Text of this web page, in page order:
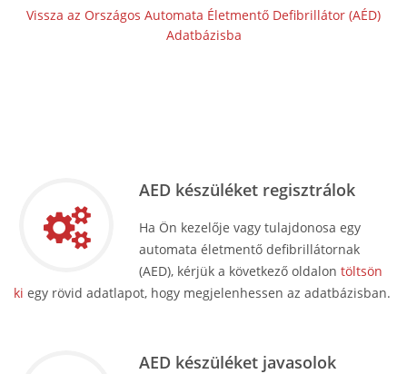
Vissza az Országos Automata Életmentő Defibrillátor (AÉD)
Adatbázisba
AED készüléket regisztrálok
Ha Ön kezelője vagy tulajdonosa egy
automata életmentő defibrillátornak
(AED), kérjük a következő oldalon töltsön
ki egy rövid adatlapot, hogy megjelenhessen az adatbázisban.
AED készüléket javasolok